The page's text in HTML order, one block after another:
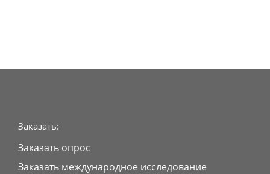
Заказать:
Заказать опрос
Заказать международное исследование